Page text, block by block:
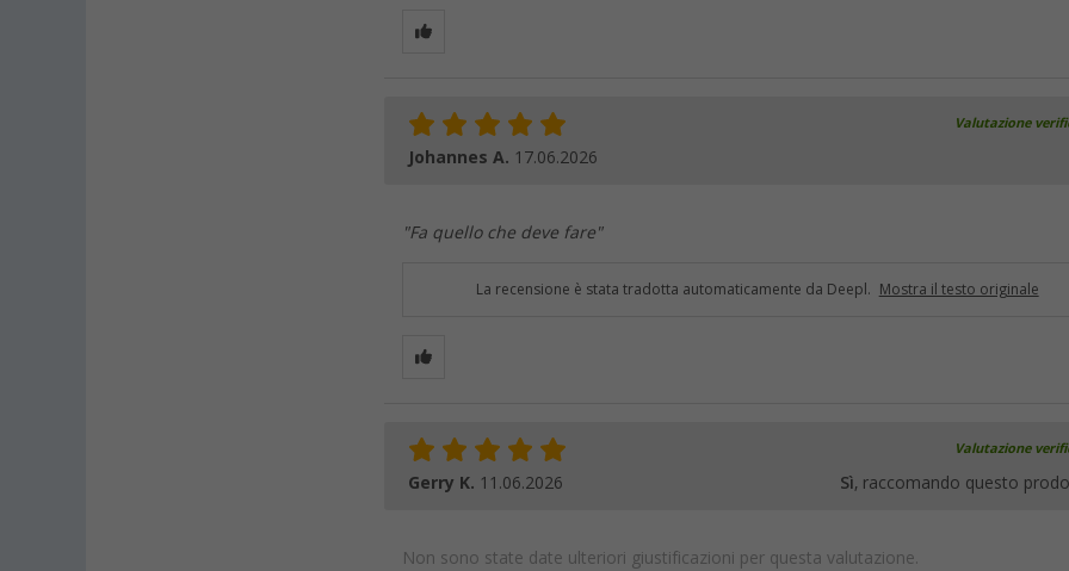
Valutazione
Johannes A. 17.06.2026
"Fa quello che deve fare"
La recensione è stata tradotta automaticamente da Deepl. Mostra il testo originale
Valutazione
Gerry K. 11.06.2026 Sì, raccomando questo
Non sono state date ulteriori giustificazioni per questa valutazione.